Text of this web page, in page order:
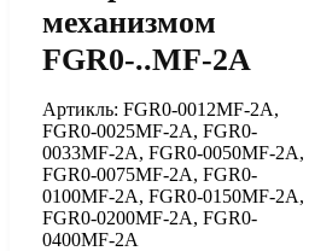
механизмом
FGR0-..MF-2A
Артикль: FGR0-0012MF-2A,
FGR0-0025MF-2A, FGR0-
0033MF-2A, FGR0-0050MF-2A,
FGR0-0075MF-2A, FGR0-
0100MF-2A, FGR0-0150MF-2A,
FGR0-0200MF-2A, FGR0-
0400MF-2A